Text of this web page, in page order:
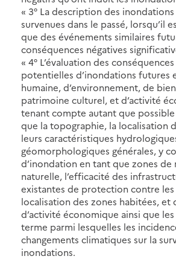
« 3° La description des
survenues dans le passé, lorsqu’il
que des événements similaires
conséquences négatives
« 4° L’évaluation des
potentielles d’inondations futures
humaine, d’environnement, de
patrimoine culturel, et d’activité
tenant compte autant que possible
que la topographie, la localisation
leurs caractéristiques
géomorphologiques générales, y
d’inondation en tant que zones
naturelle, l’efficacité des
existantes de protection contre
localisation des zones habitées, et
d’activité économique ainsi que
terme parmi lesquelles les
changements climatiques sur la
inondations.